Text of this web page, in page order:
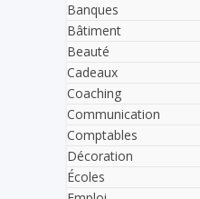
Banques
Bâtiment
Beauté
Cadeaux
Coaching
Communication
Comptables
Décoration
Écoles